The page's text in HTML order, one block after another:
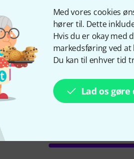
Med vores cookies
hører til. Dette
Hvis du er okay med
markedsføring ved at
Du kan til enhver tid
Lad os gøre
2